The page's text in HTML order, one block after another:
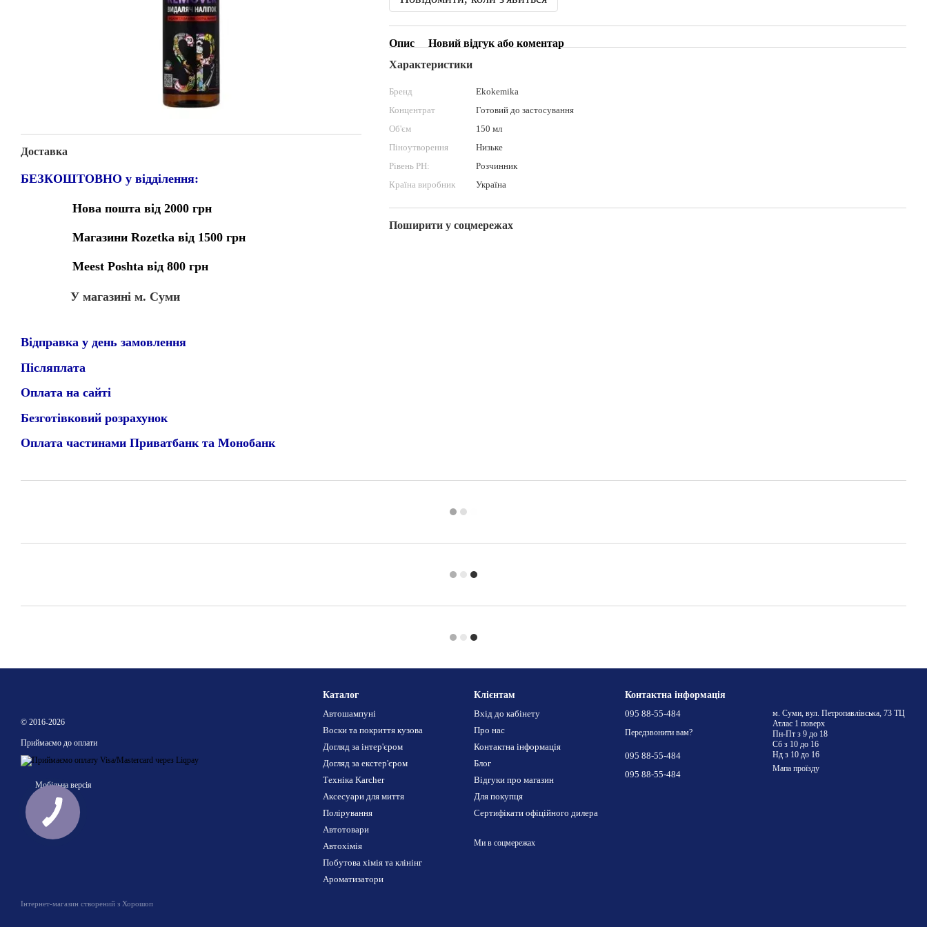
Доставка
БЕЗКОШТОВНО у відділення:
Нова пошта від 2000 грн
Магазини Rozetka від 1500 грн
Meest Poshta від 800 грн
У магазині м. Суми
Відправка у день замовлення
Післяплата
Оплата на сайті
Безготівковий розрахунок
Оплата частинами Приватбанк та Монобанк
Опис
Новий відгук або коментар
Характеристики
Бренд
Ekokemika
Концентрат
Готовий до застосування
Об'єм
150 мл
Піноутворення
Низьке
Рівень PН:
Розчинник
Країна виробник
Україна
Поширити у соцмережах
© 2016-2026
Приймаємо до оплати
Мобільна версія
Інтернет-магазин створений з Хорошоп
Каталог
Автошампуні
Воски та покриття кузова
Догляд за інтер'єром
Догляд за екстер'єром
Техніка Karcher
Аксесуари для миття
Полірування
Автотовари
Автохімія
Побутова хімія та клінінг
Ароматизатори
Клієнтам
Вхід до кабінету
Про нас
Контактна інформація
Блог
Відгуки про магазин
Для покупця
Сертифікати офіційного дилера
Ми в соцмережах
Контактна інформація
095 88-55-484
Передзвонити вам?
095 88-55-484
095 88-55-484
м. Суми, вул. Петропавлівська, 73 ТЦ
Атлас 1 поверх
Пн-Пт з 9 до 18
Сб з 10 до 16
Нд з 10 до 16
Мапа проїзду